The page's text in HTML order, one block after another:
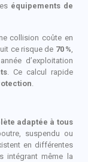
équipements de
collision coûte en
ce risque de 70 %
d’exploitation
. Ce calcul rapide
adaptée à tous
suspendu ou
en différentes
intégrant même la